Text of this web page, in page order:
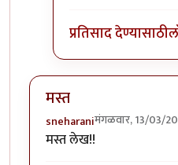
प्रतिसाद देण्यासाठी
मस्त
sneharaniमंगळवार, 13/03/
मस्त लेख!!